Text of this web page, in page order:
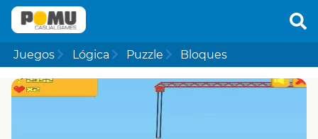
Juegos Lógica Puzzle Bloques